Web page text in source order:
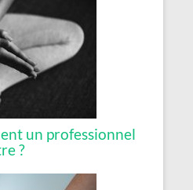
un professionnel
?